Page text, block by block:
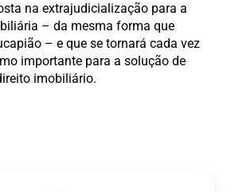
na extrajudicialização para a
– da mesma forma que
– e que se tornará cada vez
importante para a solução de
imobiliário.